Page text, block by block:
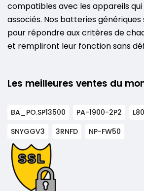
compatibles avec les appareils
associés. Nos batteries
pour répondre aux critères de
et rempliront leur fonction sans
Les meilleures ventes du
BA_PO.SP13500 PA-1900-2P2
SNYGGV3
3RNFD NP-FW50